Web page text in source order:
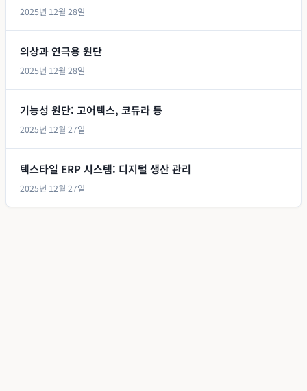
2025년 12월 28일
의상과 연극용 원단
2025년 12월 28일
기능성 원단: 고어텍스, 코듀라 등
2025년 12월 27일
텍스타일 ERP 시스템: 디지털 생산 관리
2025년 12월 27일